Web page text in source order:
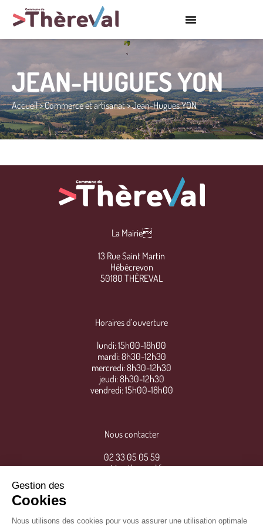
JEAN-HUGUES YON
Accueil>Commerce et artisanat>Jean-Hugues YON
La Mairie
13 Rue Saint Martin
Hébécrevon
50180 THÈREVAL
Horaires d’ouverture
lundi: 15h00-18h00
mardi: 8h30-12h30
mercredi: 8h30-12h30
jeudi: 8h30-12h30
vendredi: 15h00-18h00
Nous contacter
02 33 05 05 59
mairie@thereval.fr
Gestion des
Cookies
Nous utilisons des cookies pour vous assurer une utilisation optimale